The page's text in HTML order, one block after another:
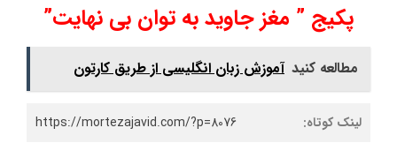
پکیج ” مغز جاوید به توان بی نهایت”
مطالعه کنید آموزش زبان انگلیسی از طریق کارتون
لینک کوتاه: https://mortezajavid.com/?p=8076